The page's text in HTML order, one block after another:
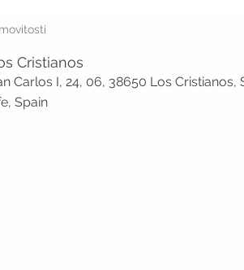
Cristianos
Carlos I, 24, 06, 38650 Los Cristianos,
Spain